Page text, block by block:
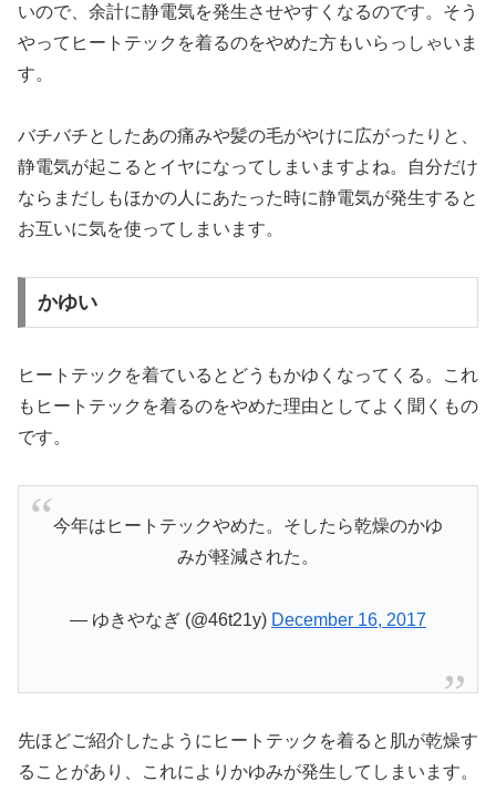
いので、余計に静電気を発生させやすくなるのです。そう
やってヒートテックを着るのをやめた方もいらっしゃいま
す。
バチバチとしたあの痛みや髪の毛がやけに広がったりと、
静電気が起こるとイヤになってしまいますよね。自分だけ
ならまだしもほかの人にあたった時に静電気が発生すると
お互いに気を使ってしまいます。
かゆい
ヒートテックを着ているとどうもかゆくなってくる。これ
もヒートテックを着るのをやめた理由としてよく聞くもの
です。
今年はヒートテックやめた。そしたら乾燥のかゆ
みが軽減された。
— ゆきやなぎ (@46t21y) December 16, 2017
先ほどご紹介したようにヒートテックを着ると肌が乾燥す
ることがあり、これによりかゆみが発生してしまいます。